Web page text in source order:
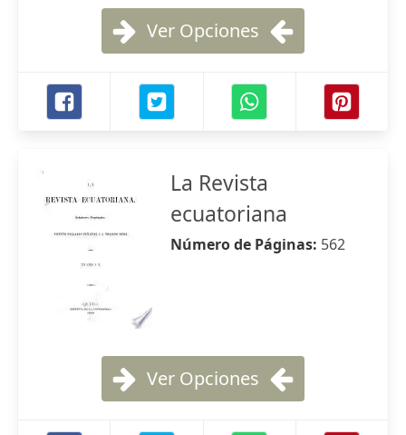
Ver Opciones
La Revista
ecuatoriana
Número de Páginas: 562
Ver Opciones